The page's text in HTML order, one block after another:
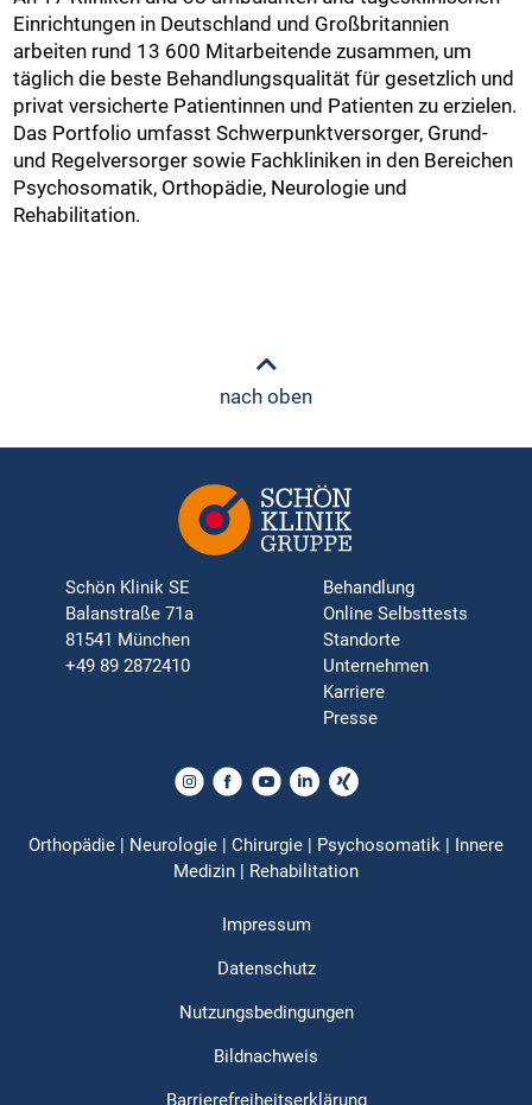
Einrichtungen in Deutschland und Großbritannien
arbeiten rund 13 600 Mitarbeitende zusammen, um
täglich die beste Behandlungsqualität für gesetzlich und
privat versicherte Patientinnen und Patienten zu erzielen.
Das Portfolio umfasst Schwerpunktversorger, Grund-
und Regelversorger sowie Fachkliniken in den Bereichen
Psychosomatik, Orthopädie, Neurologie und
Rehabilitation.
nach oben
Schön Klinik SE
Balanstraße 71a
81541 München
+49 89 2872410
Behandlung
Online Selbsttests
Standorte
Unternehmen
Karriere
Presse
Orthopädie | Neurologie | Chirurgie | Psychosomatik | Innere
Medizin | Rehabilitation
Impressum
Datenschutz
Nutzungsbedingungen
Bildnachweis
Barrierefreiheitserklärung